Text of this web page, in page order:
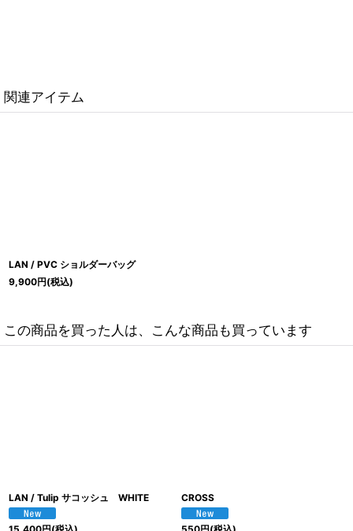
関連アイテム
LAN / PVC ショルダーバッグ
9,900円(税込)
この商品を買った人は、こんな商品も買っています
LAN / Tulip サコッシュ WHITE CROSS